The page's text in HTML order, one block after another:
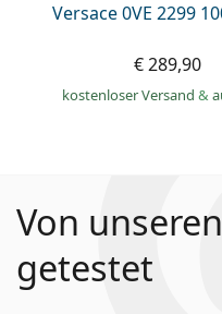
Versace 0VE 2299
€ 289,90
kostenloser Versand&
Von
getestet